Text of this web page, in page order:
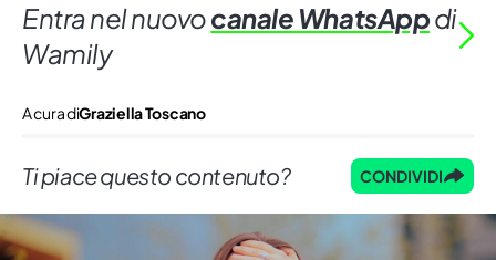
Entra nel nuovocanale WhatsAppdi
Wamily
A cura diGraziella Toscano
Ti piace questo contenuto? CONDIVIDI